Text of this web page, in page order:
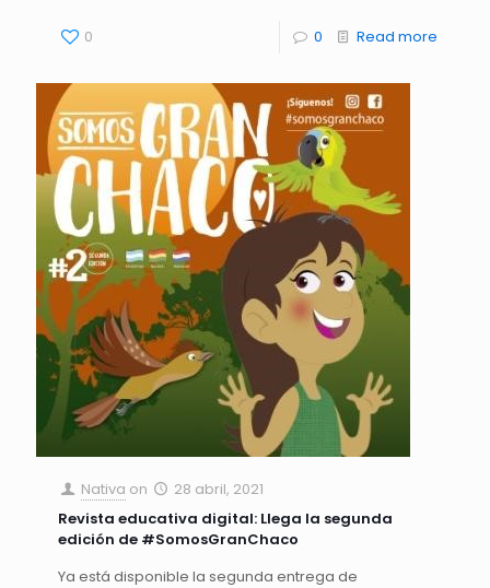
0 0 Read more
Nativa on
28 abril, 2021
Revista educativa digital: Llega la segunda
edición de #SomosGranChaco
Ya está disponible la segunda entrega de